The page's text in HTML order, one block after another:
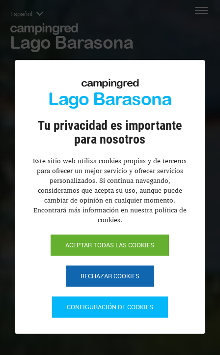
Español
campingred
Lago Barasona
campingred
Lago Barasona
Tu privacidad es importante
para nosotros
Este sitio web utiliza cookies propias y de terceros
para ofrecer un mejor servicio y ofrecer servicios
personalizados. Si continua navegando,
consideramos que acepta su uso, aunque puede
cambiar de opinión en cualquier momento.
Encontrará más información en nuestra política de
cookies.
ACEPTAR TODAS LAS COOKIES
RECHAZAR COOKIES
CONFIGURACIÓN DE COOKIES